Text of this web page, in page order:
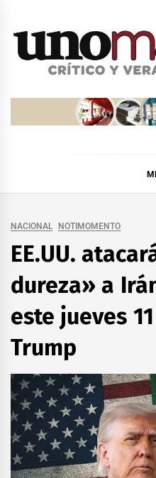
NACIONAL NOTIMOMENTO
EE.UU.
dureza» a
este jueves
Trump